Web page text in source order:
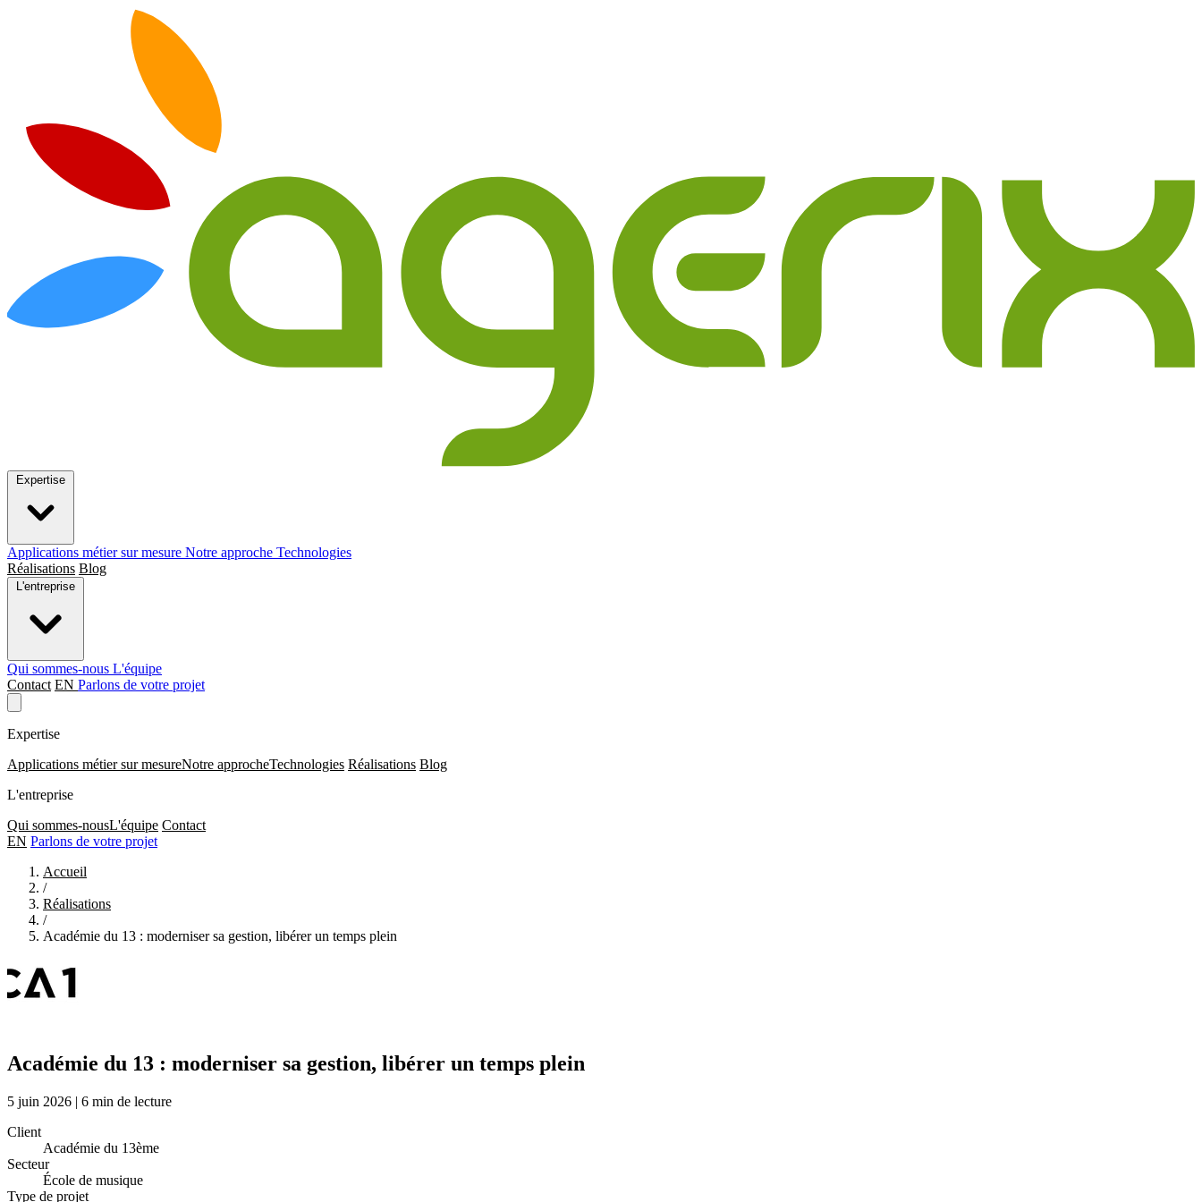
Applications métier sur mesure Notre approche Technologies
Réalisations Blog
Qui sommes-nous L'équipe
Contact EN Parlons de votre projet
Expertise
Applications métier sur mesureNotre approcheTechnologies Réalisations Blog
L'entreprise
Qui sommes-nousL'équipe Contact
EN Parlons de votre projet
Accueil
/
Réalisations
/
Académie du 13 : moderniser sa gestion, libérer un temps plein
Académie du 13 : moderniser sa gestion, libérer un temps plein
5 juin 2026 | 6 min de lecture
Client
Académie du 13ème
Secteur
École de musique
Type de projet